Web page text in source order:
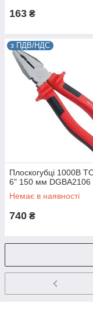
163 ₴
з ПДВ/НДС
Плоскогубці 1000В
6" 150 мм DGBA2106
Немає в наявності
740 ₴